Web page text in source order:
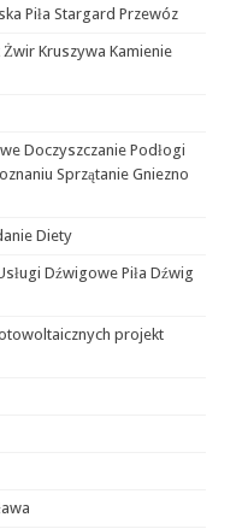
Piła Stargard Przewóz
Kruszywa Kamienie
Doczyszczanie Podłogi
Sprzątanie Gniezno
Diety
Dźwigowe Piła Dźwig
projekt